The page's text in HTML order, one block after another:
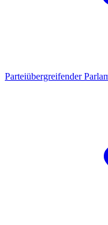
Parteiübergreifender